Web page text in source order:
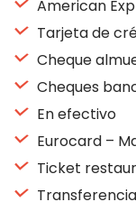
American
Tarjeta de
Cheque
Cheques
En efectivo
Eurocard –
Ticket